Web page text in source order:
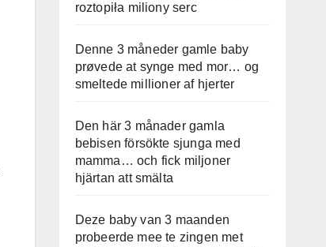
roztopiła miliony serc
Denne 3 måneder gamle baby
prøvede at synge med mor… og
smeltede millioner af hjerter
Den här 3 månader gamla
bebisen försökte sjunga med
mamma… och fick miljoner
hjärtan att smälta
Deze baby van 3 maanden
probeerde mee te zingen met